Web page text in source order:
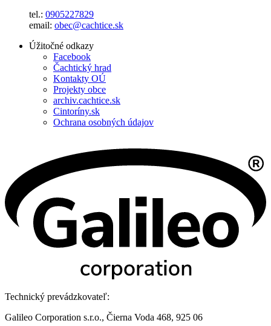
tel.: 0905227829
email: obec@cachtice.sk
Úžitočné odkazy
Facebook
Čachtický hrad
Kontakty OÚ
Projekty obce
archiv.cachtice.sk
Cintoríny.sk
Ochrana osobných údajov
Technický prevádzkovateľ:
Galileo Corporation s.r.o., Čierna Voda 468, 925 06